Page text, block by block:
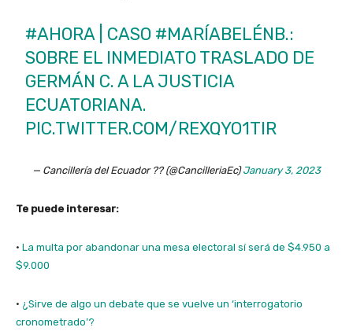
#AHORA| CASO #MARÍABELÉNB.:
SOBRE EL INMEDIATO TRASLADO DE
GERMÁN C. A LA JUSTICIA
ECUATORIANA.
PIC.TWITTER.COM/REXQYO1TIR
— Cancillería del Ecuador ?? (@CancilleriaEc)January 3, 2023
Te puede interesar:
· La multa por abandonar una mesa electoral sí será de $4.950 a
$9.000
· ¿Sirve de algo un debate que se vuelve un ‘interrogatorio
cronometrado’?